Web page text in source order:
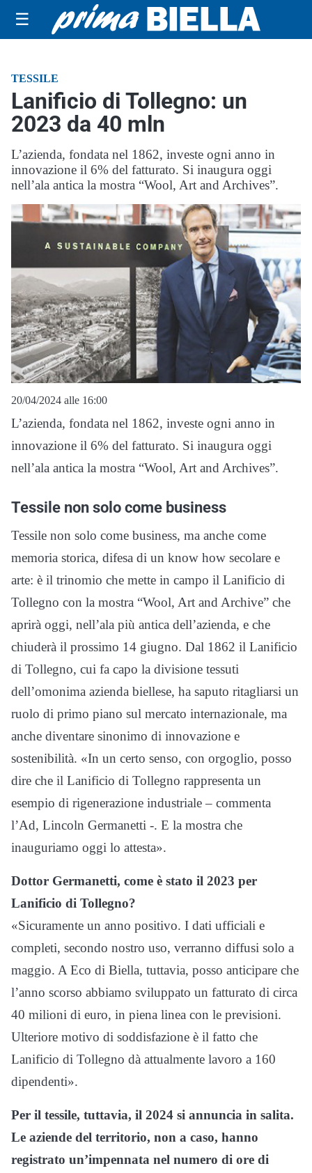
☰
TESSILE
Lanificio di Tollegno: un
2023 da 40 mln
L’azienda, fondata nel 1862, investe ogni anno in
innovazione il 6% del fatturato. Si inaugura oggi
nell’ala antica la mostra “Wool, Art and Archives”.
20/04/2024 alle 16:00
L’azienda, fondata nel 1862, investe ogni anno in
innovazione il 6% del fatturato. Si inaugura oggi
nell’ala antica la mostra “Wool, Art and Archives”.
Tessile non solo come business
Tessile non solo come business, ma anche come
memoria storica, difesa di un know how secolare e
arte: è il trinomio che mette in campo il Lanificio di
Tollegno con la mostra “Wool, Art and Archive” che
aprirà oggi, nell’ala più antica dell’azienda, e che
chiuderà il prossimo 14 giugno. Dal 1862 il Lanificio
di Tollegno, cui fa capo la divisione tessuti
dell’omonima azienda biellese, ha saputo ritagliarsi un
ruolo di primo piano sul mercato internazionale, ma
anche diventare sinonimo di innovazione e
sostenibilità. «In un certo senso, con orgoglio, posso
dire che il Lanificio di Tollegno rappresenta un
esempio di rigenerazione industriale – commenta
l’Ad, Lincoln Germanetti -. E la mostra che
inauguriamo oggi lo attesta».
Dottor Germanetti, come è stato il 2023 per
Lanificio di Tollegno?
«Sicuramente un anno positivo. I dati ufficiali e
completi, secondo nostro uso, verranno diffusi solo a
maggio. A Eco di Biella, tuttavia, posso anticipare che
l’anno scorso abbiamo sviluppato un fatturato di circa
40 milioni di euro, in piena linea con le previsioni.
Ulteriore motivo di soddisfazione è il fatto che
Lanificio di Tollegno dà attualmente lavoro a 160
dipendenti».
Per il tessile, tuttavia, il 2024 si annuncia in salita.
Le aziende del territorio, non a caso, hanno
registrato un’impennata nel numero di ore di